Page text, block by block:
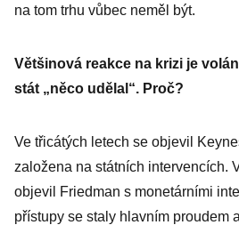
na tom trhu vůbec neměl být.
Většinová reakce na krizi je
stát „něco udělal“. Proč?
Ve třicátých letech se objevil
založena na státních intervencích.
objevil Friedman s monetárními
přístupy se staly hlavním proudem